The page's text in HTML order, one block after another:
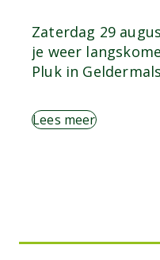
Zaterdag 29
je weer
Pluk in
Lees meer